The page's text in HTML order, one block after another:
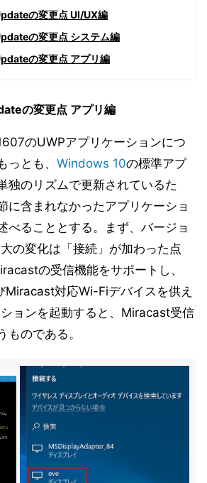
の変更点 UI/UX編
の変更点 システム編
の変更点 アプリ編
の変更点 アプリ編
のUWPアプリケーションにつ
っとも、 Windows 10の標準アプ
独のリズムで更新されているた
に含まれなかったアプリケーショ
べることとする。まず、バージョ
の変化は「接続」が加わった点
の受信機能をサポートし、
対応Wi-Fiデバイスを供え
ョンを起動すると、Miracast受信
ものである。